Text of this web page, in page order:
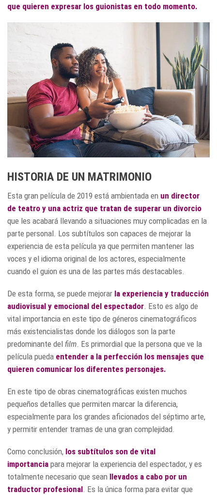
que quieren expresar los guionistas en todo momento.
HISTORIA DE UN MATRIMONIO
Esta gran película de 2019 está ambientada en un director
de teatro y una actriz que tratan de superar un divorcio
que les acabará llevando a situaciones muy complicadas en la
parte personal. Los subtítulos son capaces de mejorar la
experiencia de esta película ya que permiten mantener las
voces y el idioma original de los actores, especialmente
cuando el guion es una de las partes más destacables.
De esta forma, se puede mejorar la experiencia y traducción
audiovisual y emocional del espectador. Esto es algo de
vital importancia en este tipo de géneros cinematográficos
más existencialistas donde los diálogos son la parte
predominante del film. Es primordial que la persona que ve la
película pueda entender a la perfección los mensajes que
quieren comunicar los diferentes personajes.
En este tipo de obras cinematográficas existen muchos
pequeños detalles que permiten marcar la diferencia,
especialmente para los grandes aficionados del séptimo arte,
y permitir entender tramas de una gran complejidad.
Como conclusión, los subtítulos son de vital
importancia para mejorar la experiencia del espectador, y es
totalmente necesario que sean llevados a cabo por un
traductor profesional. Es la única forma para evitar que